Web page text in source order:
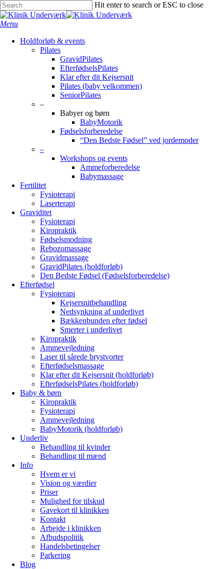
Skip
to
main
Hit enter to search or ESC to close
Close
Search
search
Menu
Holdforløb & events
Pilates
GravidPilates
EfterfødselsPilates
Klar efter dit Kejsersnit
Pilates (baby velkommen)
SeniorPilates
–
Babyer og børn
BabyMotorik
Fødselsforberedelse
“Den Bedste Fødsel” ved jordemoder
–
Workshops og events
Ammeforberedelse
Babymassage
Fertilitet
Fysioterapi
Laserterapi
Graviditet
Fysioterapi
Kiropraktik
Fødselsmodning
Rebozomassage
Gravidmassage
GravidPilates (holdforløb)
Den Bedste Fødsel (Fødselsforberedelse)
Efterfødsel
Fysioterapi
Kejsersnitbehandling
Nedsynkning af underlivet
Bækkenbunden efter fødsel
Smerter i underlivet
Kiropraktik
Ammevejledning
Laser til sårede brystvorter
Efterfødselsmassage
Klar efter dit Kejsersnit (holdforløb)
EfterfødselsPilates (holdforløb)
Baby & børn
Kiropraktik
Fysioterapi
Ammevejledning
BabyMotorik (holdforløb)
Underliv
Behandling til kvinder
Behandling til mænd
Info
Hvem er vi
Vision og værdier
Priser
Mulighed for tilskud
Gavekort til klinikken
Kontakt
Arbejde i klinikken
Afbudspolitik
Handelsbetingelser
Parkering
Blog